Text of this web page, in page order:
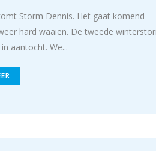
Storm Dennis. Het gaat komend
hard waaien. De tweede
aantocht. We...